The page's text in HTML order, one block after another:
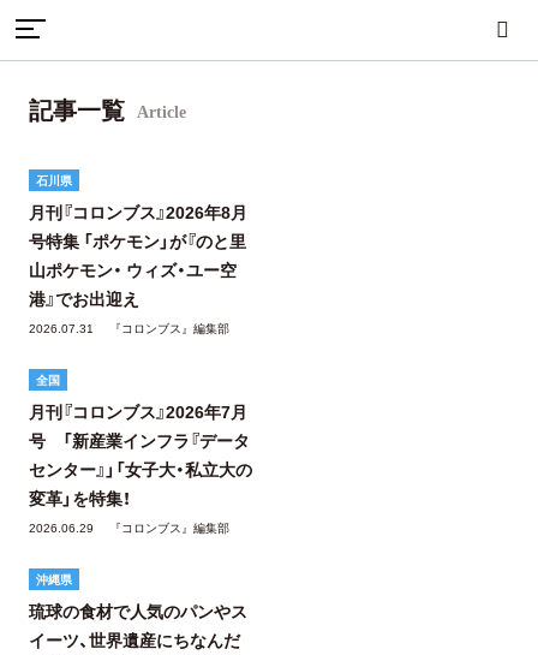
自然・歴史・文化
イベント
地域から探す
記事一覧
記事一覧 Article
石川県
月刊『コロンブス』2026年8月
号特集 「ポケモン」が『のと里
山ポケモン・ ウィズ・ユー空
港』でお出迎え
2026.07.31 『コロンブス』編集部
全国
月刊『コロンブス』2026年7月
号 「新産業インフラ『データ
センター』」「女子大・私立大の
変革」を特集！
2026.06.29 『コロンブス』編集部
沖縄県
琉球の食材で人気のパンやス
イーツ、世界遺産にちなんだ